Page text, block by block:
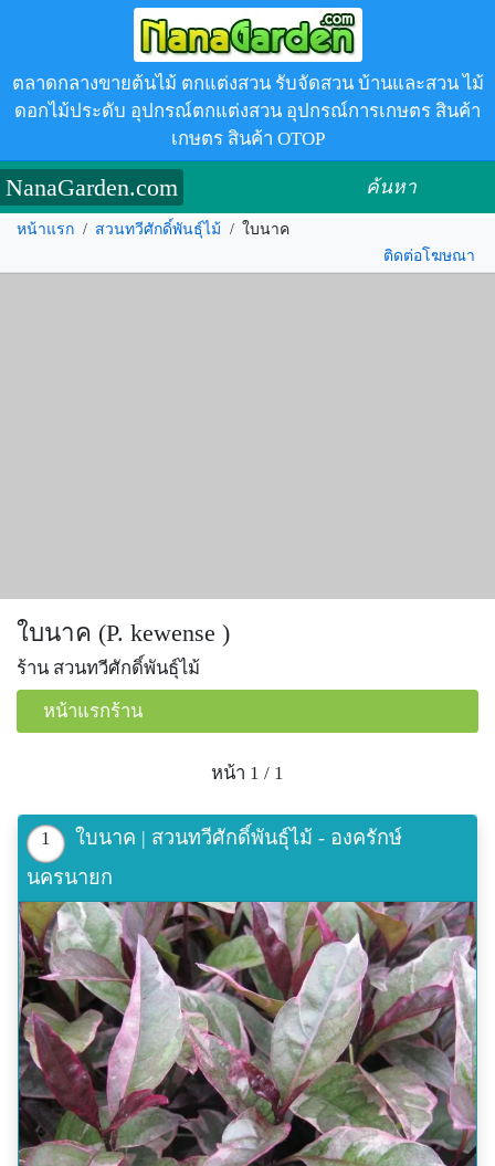
ตลาดกลางขายต้นไม้ ตกแต่งสวน รับจัดสวน บ้านและสวน ไม้
ดอกไม้ประดับ อุปกรณ์ตกแต่งสวน อุปกรณ์การเกษตร สินค้า
เกษตร สินค้า OTOP
NanaGarden.com ค้นหา
หน้าแรก / สวนทวีศักดิ์พันธุ์ไม้ / ใบนาค
ติดต่อโฆษณา
ใบนาค (P. kewense )
ร้าน สวนทวีศักดิ์พันธุ์ไม้
หน้าแรกร้าน
หน้า 1 / 1
1
ใบนาค | สวนทวีศักดิ์พันธุ์ไม้ - องครักษ์
นครนายก